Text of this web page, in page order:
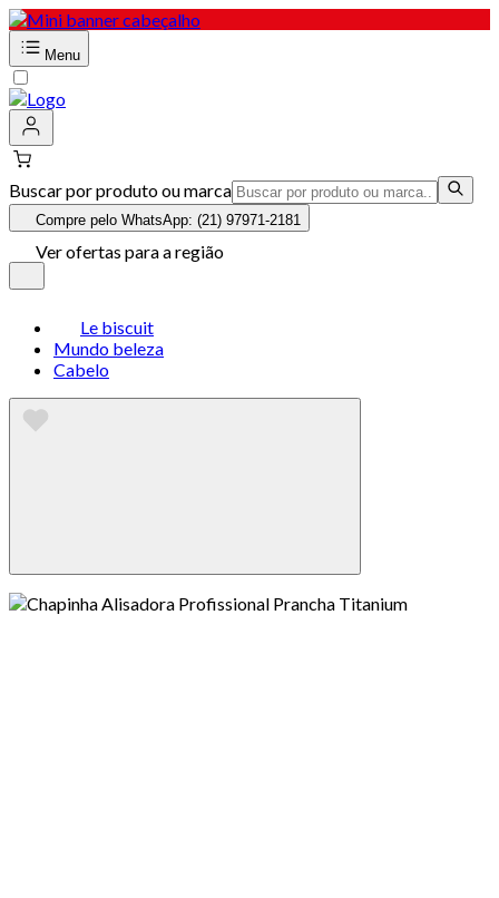
Menu
Buscar por produto ou marca
Compre pelo WhatsApp: (21) 97971-2181
Ver ofertas para a região
Le biscuit
Mundo beleza
Cabelo